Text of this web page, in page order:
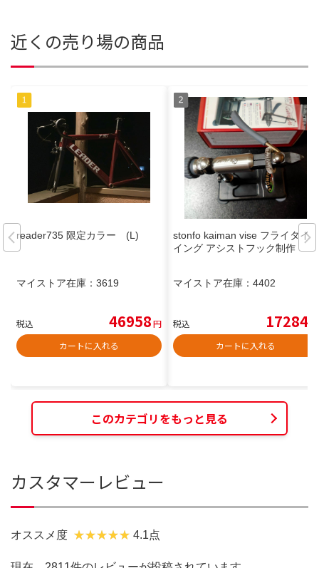
近くの売り場の商品
reader735 限定カラー (L)
マイストア在庫： 3619
税込 46958円
カートに入れる
stonfo kaiman vise フライタイ
イング アシストフック制作
マイストア在庫： 4402
税込 17284
カートに入れる
このカテゴリをもっと見る
カスタマーレビュー
オススメ度 4.1点